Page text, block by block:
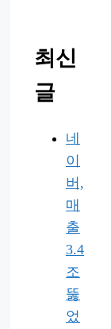
최신
글
네
이
버,
매
출
3.4
조
뚫
었